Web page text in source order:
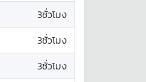
3ชั่วโมง
3ชั่วโมง
3ชั่วโมง